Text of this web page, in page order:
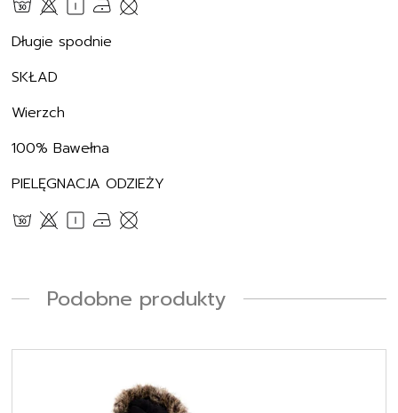
Długie spodnie
SKŁAD
Wierzch
100% Bawełna
PIELĘGNACJA ODZIEŻY
Podobne produkty
Ten